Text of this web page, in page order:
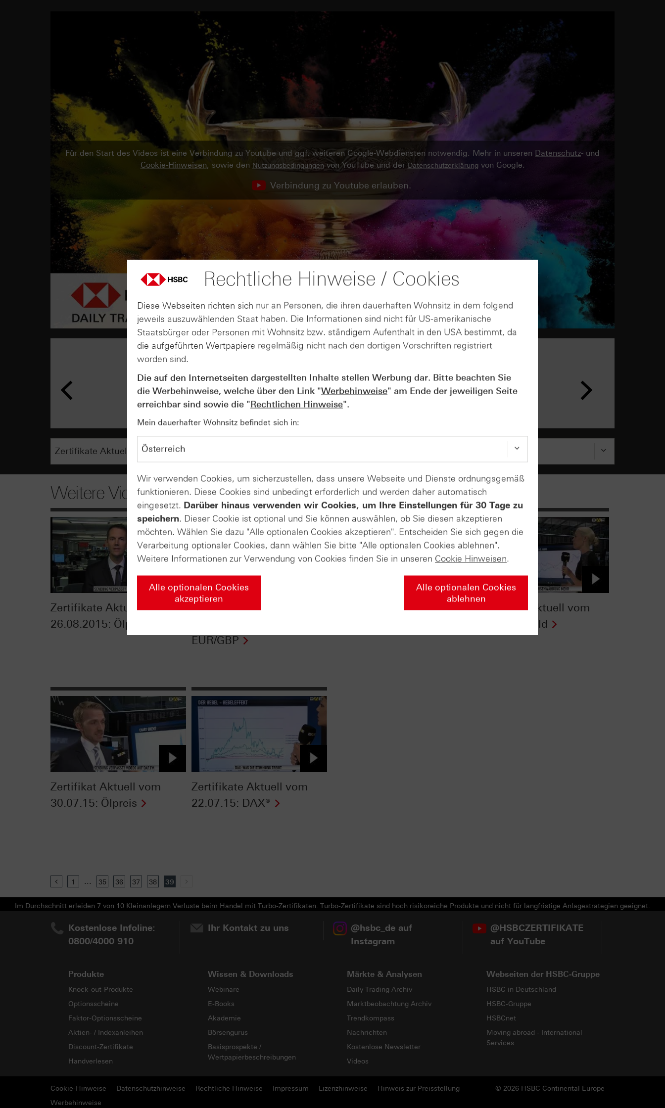
Für den Start des Videos ist eine Verbindung zu Youtube und ggf. weiteren Google-Webdiensten notwendig. Mehr in unseren Datenschutz- und
Cookie-Hinweisen, sowie den Nutzungsbedingungenvon YouTube und der Datenschutzerklärung von Google.
Verbindung zu Youtube erlauben.
04
Der Blick ins Kleingedruckte: Kosten &
Kündigungen bei Derivaten - Webinar
vom 04.08.2026
Weitere Videos
Zertifikate Aktuell vom
26.08.2015: Ölpreis
Zertifikate Aktuell vom
EUR/GBP
Zertifikate Aktuell vom
Zertifikate Aktuell vom
05.08.15: Gold
Zertifikat Aktuell vom
30.07.15: Ölpreis
Zertifikate Aktuell vom
22.07.15: DAX®
Previous
1 ... 35 36 37 38 39
Im Durchschnitt erleiden 7 von 10 Kleinanlegern Verluste beim Handel mit Turbo-Zertifikaten. Turbo-Zertifikate sind hoch risikoreiche Produkte und nicht für langfristige Anlagestrategien geeignet.
Kostenlose Infoline:
0800/4000 910
Ihr Kontakt zu uns
@hsbc_de auf
Instagram
@HSBCZERTIFIKATE
auf YouTube
Produkte
Knock-out-Produkte
Optionsscheine
Faktor-Optionsscheine
Aktien- / Indexanleihen
Discount-Zertifikate
Handverlesen
Wissen & Downloads
Webinare
E-Books
Akademie
Börsengurus
Basisprospekte /
Wertpapierbeschreibungen
Märkte & Analysen
Daily Trading Archiv
Marktbeobachtung Archiv
Trendkompass
Nachrichten
Kostenlose Newsletter
Videos
Webseiten der HSBC-Gruppe
HSBC in Deutschland
HSBC-Gruppe
HSBCnet
Moving abroad - International
Services
Cookie-Hinweise Datenschutzhinweise Rechtliche Hinweise Impressum Lizenzhinweise © 2026 HSBC Continental Europe
Hinweis zur Preisstellung
Werbehinweise
Rechtliche Hinweise / Cookies
Diese Webseiten richten sich nur an Personen, die ihren dauerhaften Wohnsitz in dem folgend
jeweils auszuwählenden Staat haben. Die Informationen sind nicht für US-amerikanische
Staatsbürger oder Personen mit Wohnsitz bzw. ständigem Aufenthalt in den USA bestimmt, da
die aufgeführten Wertpapiere regelmäßig nicht nach den dortigen Vorschriften registriert
worden sind.
Die auf den Internetseiten dargestellten Inhalte stellen Werbung dar. Bitte beachten Sie
die Werbehinweise, welche über den Link "Werbehinweise" am Ende der jeweiligen Seite
erreichbar sind sowie die "Rechtlichen Hinweise".
Mein dauerhafter Wohnsitz befindet sich in:
Wir verwenden Cookies, um sicherzustellen, dass unsere Webseite und Dienste ordnungsgemäß
funktionieren. Diese Cookies sind unbedingt erforderlich und werden daher automatisch
eingesetzt. Darüber hinaus verwenden wir Cookies, um Ihre Einstellungen für 30 Tage zu
speichern. Dieser Cookie ist optional und Sie können auswählen, ob Sie diesen akzeptieren
möchten. Wählen Sie dazu "Alle optionalen Cookies akzeptieren". Entscheiden Sie sich gegen die
Verarbeitung optionaler Cookies, dann wählen Sie bitte "Alle optionalen Cookies ablehnen".
Weitere Informationen zur Verwendung von Cookies finden Sie in unseren Cookie Hinweisen.
Alle optionalen Cookies
akzeptieren
Alle optionalen Cookies
ablehnen